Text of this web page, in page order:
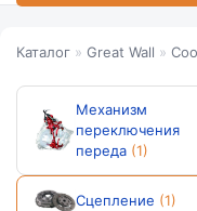
Каталог » Great Wall »
Механизм
переключения
переда (1)
Сцепление (1)